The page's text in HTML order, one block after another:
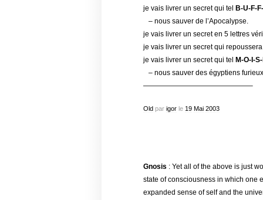
je vais livrer un secret qui tel B-U-F-
– nous sauver de l’Apocalypse.
je vais livrer un secret en 5 lettres
je vais livrer un secret qui
je vais livrer un secret qui tel M-O-I-
– nous sauver des égyptiens
———————————————–
Oldpar igorle 19 Mai 2003
Gnosis : Yet all of the above is just
state of consciousness in which one
expanded sense of self and the